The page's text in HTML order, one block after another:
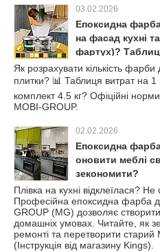
03.02.2026
Епоксидна
на фасад кухні
фартух)?
MG
Як розрахувати кількість фарби
плитки? 📊 Таблиця витрат на
комплект 4.5 кг? Офіційні
MOBI-GROUP.
02.02.2026
Епоксидна
оновити меблі
зекономити?
Плівка на кухні відклеїлася? Не
Професійна епоксидна фарба
GROUP (MG) дозволяє
домашніх умовах. Читайте, як
ремонті та перетворити
(Інструкція від магазину Kings).